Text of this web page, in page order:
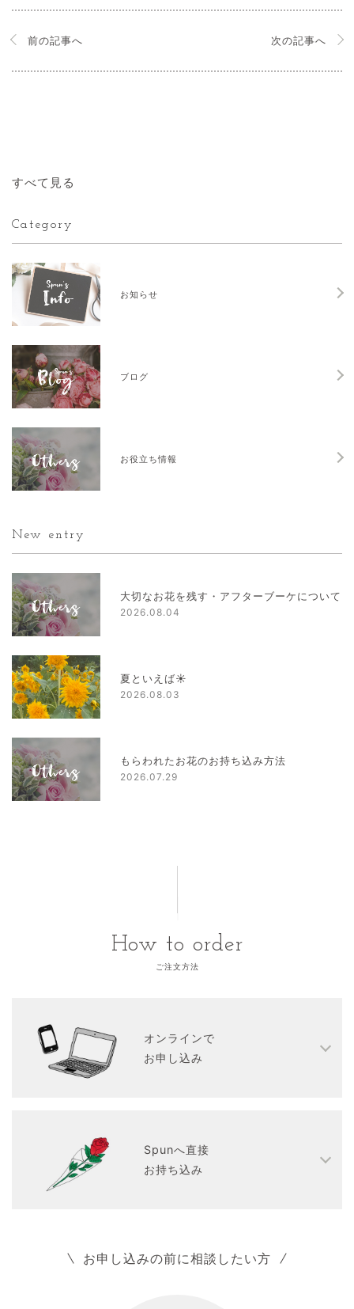
前の記事へ 次の記事へ
すべて見る
Category
お知らせ
ブログ
お役立ち情報
New entry
大切なお花を残す・アフターブーケについて
2026.08.04
夏といえば☀
2026.08.03
もらわれたお花のお持ち込み方法
2026.07.29
How to order
ご注文方法
オンラインで
お申し込み
Spunへ直接
お持ち込み
お申し込みの前に相談したい方